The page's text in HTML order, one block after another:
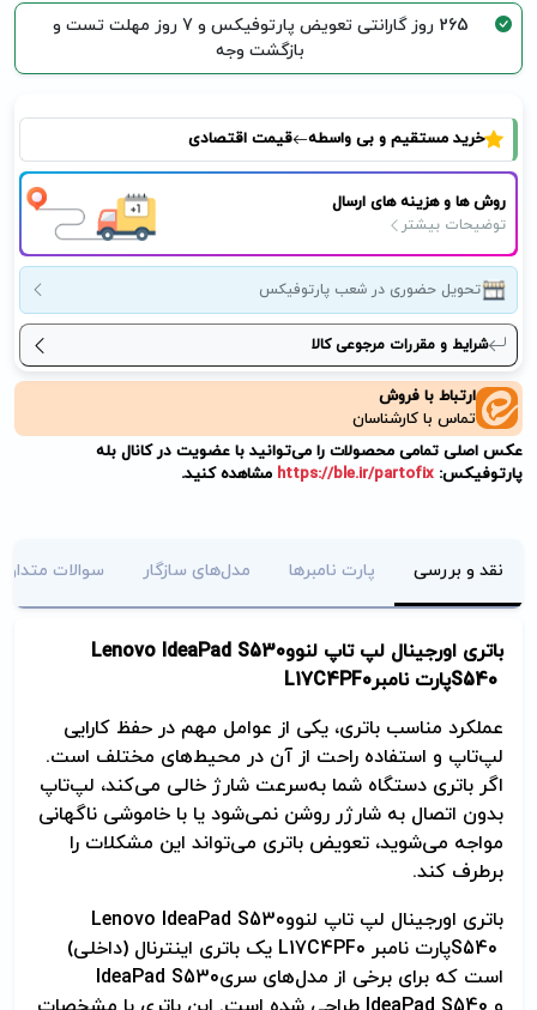
265 روز گارانتی تعویض پارتوفیکس و 7 روز مهلت تست و
بازگشت وجه
خرید مستقیم و بی واسطه قیمت اقتصادی
روش ها و هزینه های ارسال
توضیحات بیشتر
تحویل حضوری در شعب پارتوفیکس
شرایط و مقررات مرجوعی کالا
ارتباط با فروش
تماس با کارشناسان
عکس اصلی تمامی محصولات را می‌توانید با عضویت در کانال بله
پارتوفیکس: https://ble.ir/partofix مشاهده کنید.
نقد و بررسی پارت نامبرها مدل‌های سازگار سوالات
باتری اورجینال لپ تاپ لنووLenovo IdeaPad S530
S540پارت نامبرL17C4PF0
عملکرد مناسب باتری، یکی از عوامل مهم در حفظ کارایی
لپ‌تاپ و استفاده راحت از آن در محیط‌های مختلف است.
اگر باتری دستگاه شما به‌سرعت شارژ خالی می‌کند، لپ‌تاپ
بدون اتصال به شارژر روشن نمی‌شود یا با خاموشی ناگهانی
مواجه می‌شوید، تعویض باتری می‌تواند این مشکلات را
برطرف کند.
باتری اورجینال لپ تاپ لنووLenovo IdeaPad S530
S540پارت نامبر L17C4PF0 یک باتری اینترنال (داخلی)
است که برای برخی از مدل‌های سریIdeaPad S530